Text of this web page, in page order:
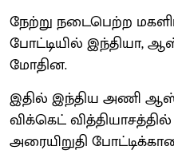
நேற்று நடைபெற்ற
போட்டியில் இந்தியா,
மோதின.
இதில் இந்திய அணி
விக்கெட்
அரையிறுதி